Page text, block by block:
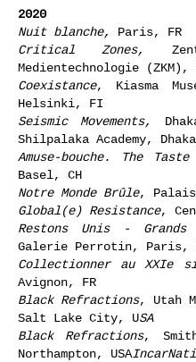
2020
Nuit blanche, Paris, FR
Critical Zones,
Medientechnologie
Coexistance, Kiasma
Helsinki, FI
Seismic Movements,
Shilpalaka Academy,
Amuse-bouche. The
Basel, CH
Notre Monde Brûle, Palais
Global(e) Resistance,
Restons Unis -
Galerie Perrotin, Paris,
Collectionner au XXIe
Avignon, FR
Black Refractions, Utah
Salt Lake City, USA
Black Refractions,
Northampton, USA